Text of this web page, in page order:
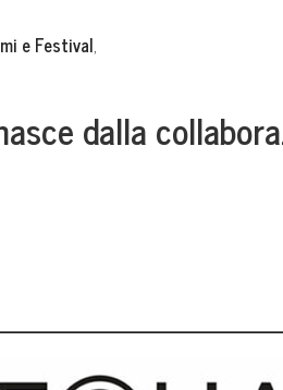
e Festival,
dalla